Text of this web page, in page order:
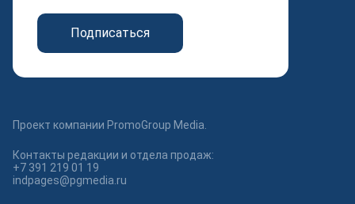
Подписаться
Проект компании PromoGroup Media.
Контакты редакции и отдела продаж:
+7 391 219 01 19
indpages@pgmedia.ru